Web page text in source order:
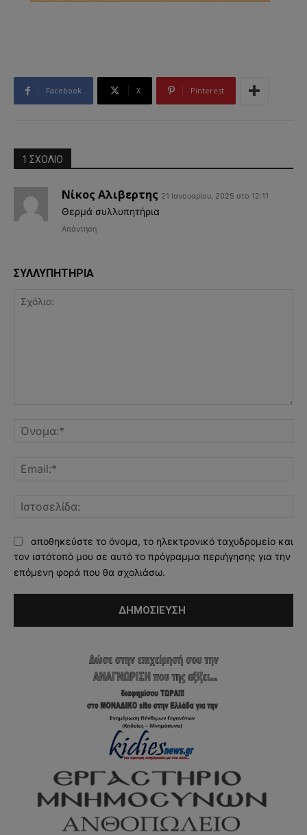
Facebook X Pinterest
1 ΣΧΟΛΙΟ
Νίκος Αλιβερτης 21 Ιανουαρίου, 2025 στο 12:11
Θερμά συλλυπητήρια
Απάντηση
ΣΥΛΛΥΠΗΤΗΡΙΑ
αποθηκεύστε το όνομα, το ηλεκτρονικό ταχυδρομείο και
τον ιστότοπό μου σε αυτό το πρόγραμμα περιήγησης για την
επόμενη φορά που θα σχολιάσω.